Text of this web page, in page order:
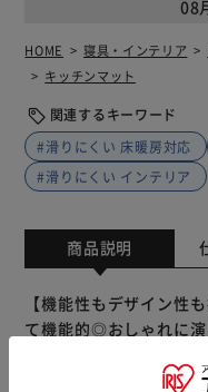
08
HOME 寝具・インテリア
キッチンマット
関連するキーワード
#滑りにくい 床暖房対応
#滑りにくい インテリア
商品説明
【機能性もデザイン性
て機能的◎おしゃれに
て輝く生地感♪上品な